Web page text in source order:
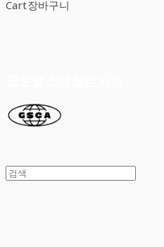
Cart장바구니